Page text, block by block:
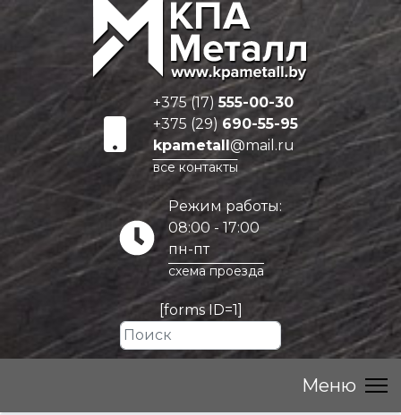
+375 (17)555-00-30
+375 (29) 690-55-95
kpametall@mail.ru
все контакты
Режим работы:
08:00 - 17:00
пн-пт
схема проезда
[forms ID=1]